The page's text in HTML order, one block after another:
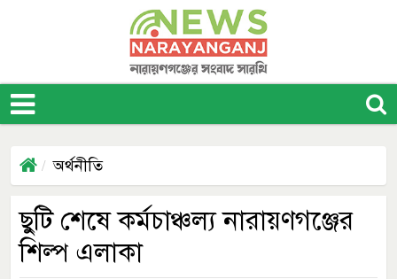
অর্থনীতি
ছুটি শেষে কর্মচাঞ্চল্য নারায়ণগঞ্জের
শিল্প এলাকা